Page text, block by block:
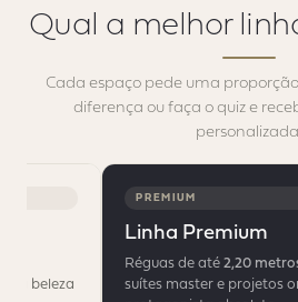
Qual a melhor
Cada espaço pede uma
diferença ou faça o quiz e
a beleza
PREMIUM
Linha Premium
Réguas de até2,20
suítes master e projetos